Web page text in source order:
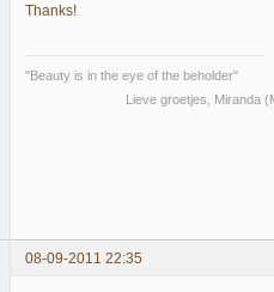
Thanks!
"Beauty is in the eye of the beholder"
Lieve groetjes, Miranda
08-09-2011 22:35